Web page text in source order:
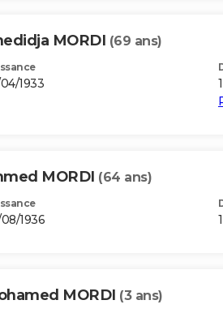
MORDI (69 ans)
1933
MORDI (64 ans)
1936
MORDI (3 ans)